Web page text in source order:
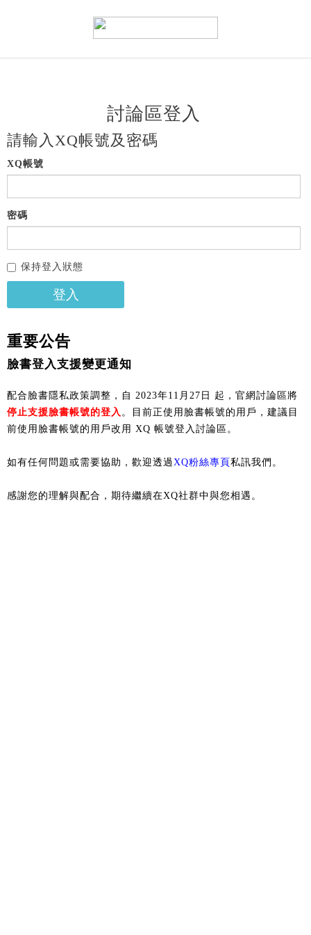
討論區登入
請輸入XQ帳號及密碼
XQ帳號
密碼
保持登入狀態
登入
重要公告
臉書登入支援變更通知
配合臉書隱私政策調整，自 2023年11月27日 起，官網討論區將
停止支援臉書帳號的登入 。目前正使用臉書帳號的用戶，建議目
前使用臉書帳號的用戶改用 XQ 帳號登入討論區。
如有任何問題或需要協助，歡迎透過XQ粉絲專頁 私訊我們。
感謝您的理解與配合，期待繼續在XQ社群中與您相遇。